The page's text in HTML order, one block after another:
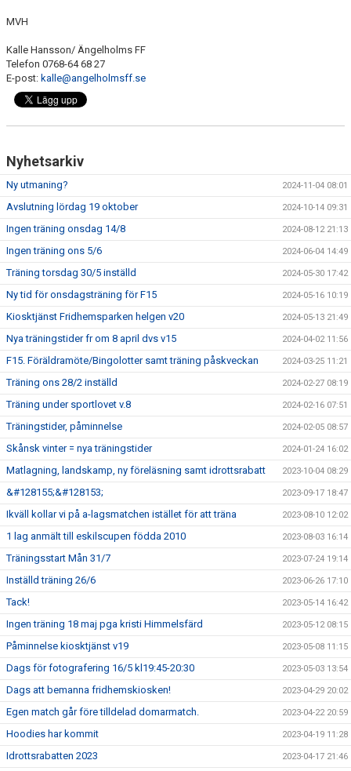
MVH
Kalle Hansson/ Ängelholms FF
Telefon 0768-64 68 27
E-post: kalle@angelholmsff.se
Nyhetsarkiv
Ny utmaning? 2024-11-04 08:01
Avslutning lördag 19 oktober 2024-10-14 09:31
Ingen träning onsdag 14/8 2024-08-12 21:13
Ingen träning ons 5/6 2024-06-04 14:49
Träning torsdag 30/5 inställd 2024-05-30 17:42
Ny tid för onsdagsträning för F15 2024-05-16 10:19
Kiosktjänst Fridhemsparken helgen v20 2024-05-13 21:49
Nya träningstider fr om 8 april dvs v15 2024-04-02 11:56
F15. Föräldramöte/Bingolotter samt träning påskveckan 2024-03-25 11:21
Träning ons 28/2 inställd 2024-02-27 08:19
Träning under sportlovet v.8 2024-02-16 07:51
Träningstider, påminnelse 2024-02-05 08:57
Skånsk vinter = nya träningstider 2024-01-24 16:02
Matlagning, landskamp, ny föreläsning samt idrottsrabatt 2023-10-04 08:29
&#128155;&#128153; 2023-09-17 18:47
Ikväll kollar vi på a-lagsmatchen istället för att träna 2023-08-10 12:02
1 lag anmält till eskilscupen födda 2010 2023-08-03 16:14
Träningsstart Mån 31/7 2023-07-24 19:14
Inställd träning 26/6 2023-06-26 17:10
Tack! 2023-05-14 16:42
Ingen träning 18 maj pga kristi Himmelsfärd 2023-05-12 08:15
Påminnelse kiosktjänst v19 2023-05-08 11:15
Dags för fotografering 16/5 kl19:45-20:30 2023-05-03 13:54
Dags att bemanna fridhemskiosken! 2023-04-29 20:02
Egen match går före tilldelad domarmatch. 2023-04-22 20:59
Hoodies har kommit 2023-04-19 11:28
Idrottsrabatten 2023 2023-04-17 21:46